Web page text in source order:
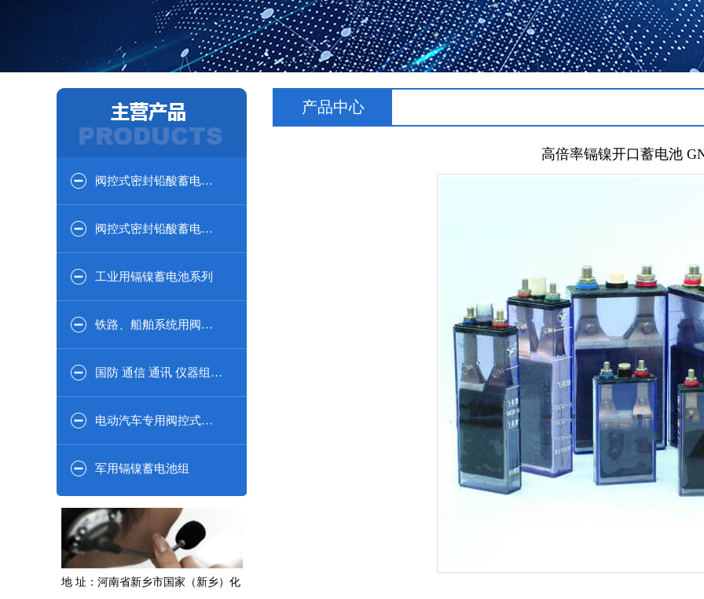
阀控式密封铅酸蓄电池12V系列
阀控式密封铅酸蓄电池2V系列
工业用镉镍蓄电池系列
铁路、船舶系统用阀控式密闭铅酸蓄电池系列
国防 通信 通讯 仪器组合系列
电动汽车专用阀控式密封铅酸蓄电池
军用镉镍蓄电池组
地 址：河南省新乡市国家（新乡）化
产品中心
高倍率镉镍开口蓄电池